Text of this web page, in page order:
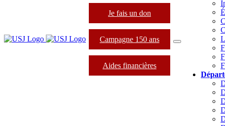
Je fais un don
Campagne 150 ans
Aides financières